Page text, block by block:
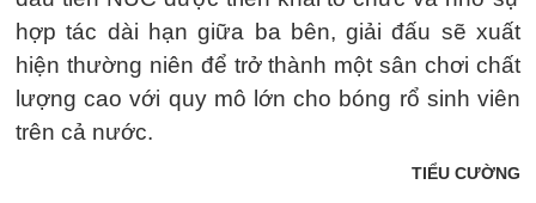
hợp tác dài hạn giữa ba bên, giải đấu sẽ xuất
hiện thường niên để trở thành một sân chơi chất
lượng cao với quy mô lớn cho bóng rổ sinh viên
trên cả nước.
TIỂU CƯỜNG